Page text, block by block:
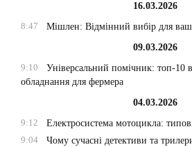
16.03.2026
8:47
Мішлен: Відмінний вибір для
09.03.2026
9:10
Універсальний помічник: топ-10
обладнання для фермера
04.03.2026
9:12
Електросистема мотоцикла:
9:04
Чому сучасні детективи та